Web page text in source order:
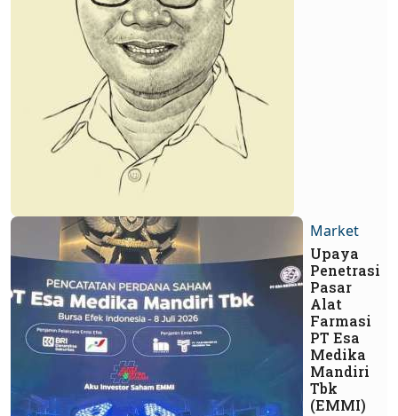
Market
Upaya
Penetrasi
Pasar
Alat
Farmasi
PT Esa
Medika
Mandiri
Tbk
(EMMI)